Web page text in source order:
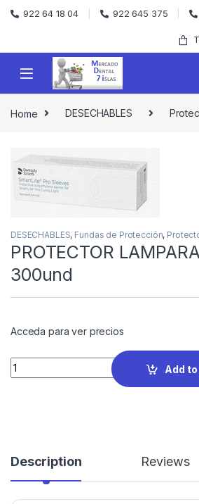
Skip to navigation
Skip to content
922 64 18 04 922 645 375
Home DESECHABLES
DESECHABLES, Fundas de Protección,
PROTECTOR
300und
Acceda para ver precios
Quantity
Add
Description Reviews